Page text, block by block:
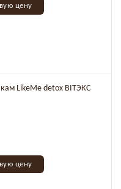
цену
LikeMe detox BITЭКС
цену